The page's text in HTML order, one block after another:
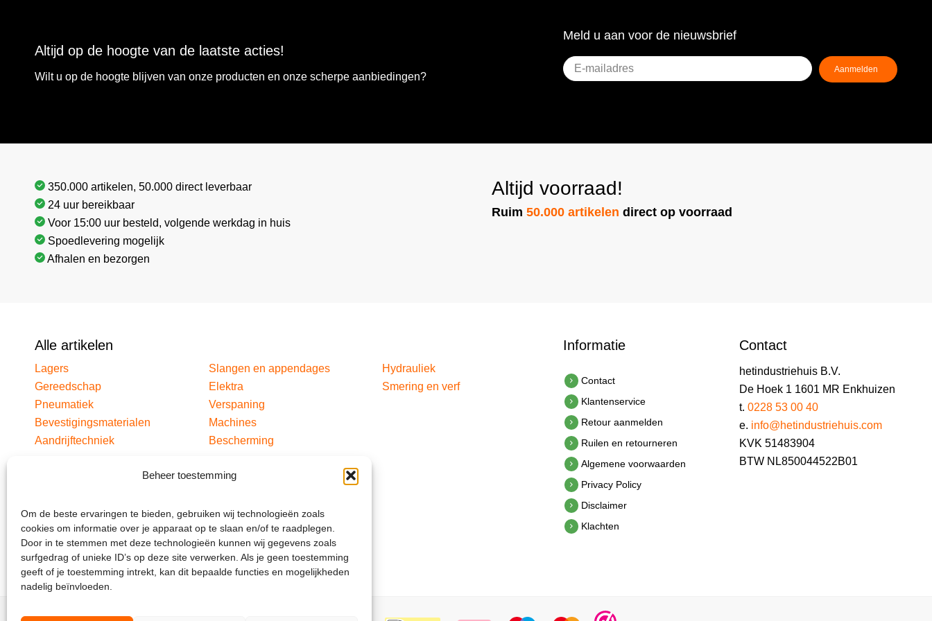
Beheer toestemming
Om de beste ervaringen te bieden, gebruiken wij technologieën zoals
cookies om informatie over je apparaat op te slaan en/of te raadplegen.
Door in te stemmen met deze technologieën kunnen wij gegevens zoals
surfgedrag of unieke ID’s op deze site verwerken. Als je geen toestemming
geeft of je toestemming intrekt, kan dit bepaalde functies en mogelijkheden
nadelig beïnvloeden.
Altijd op de hoogte van de laatste acties!
Wilt u op de hoogte blijven van onze producten en onze scherpe aanbiedingen?
Meld u aan voor de nieuwsbrief
E-
mailadres
350.000 artikelen, 50.000 direct leverbaar
24 uur bereikbaar
Voor 15:00 uur besteld, volgende werkdag in huis
Spoedlevering mogelijk
Afhalen en bezorgen
Altijd voorraad!
Ruim50.000 artikelen direct op voorraad
Alle artikelen
Lagers
Gereedschap
Pneumatiek
Bevestigingsmaterialen
Aandrijftechniek
Slangen en appendages
Elektra
Verspaning
Machines
Bescherming
Hydrauliek
Smering en verf
Informatie
Contact
Klantenservice
Retour aanmelden
Ruilen en retourneren
Algemene voorwaarden
Privacy Policy
Disclaimer
Klachten
Contact
hetindustriehuis B.V.
De Hoek 1 1601 MR Enkhuizen
t. 0228 53 00 40
e. info@hetindustriehuis.com
KVK 51483904
BTW NL850044522B01